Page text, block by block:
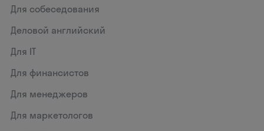
Для собеседования
Деловой английский
Для IT
Для финансистов
Для менеджеров
Для маркетологов